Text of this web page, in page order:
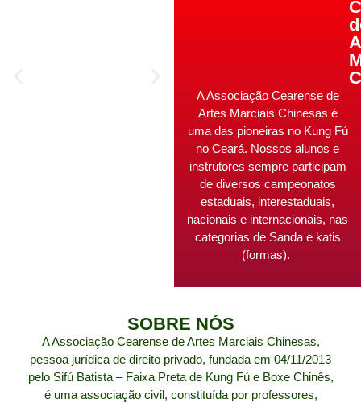
A Associação Cearense de
Artes Marciais Chinesas é
uma das pioneiras no Kung Fú
no Ceará. Nossos alunos e
instrutores sempre participam
de diversos campeonatos
estaduais, interestaduais,
nacionais e internacionais, nas
categorias de Sanda e katis
(formas).
SOBRE NÓS
A Associação Cearense de Artes Marciais Chinesas,
pessoa jurídica de direito privado, fundada em 04/11/2013
pelo Sifú Batista – Faixa Preta de Kung Fú e Boxe Chinês,
é uma associação civil, constituída por professores,